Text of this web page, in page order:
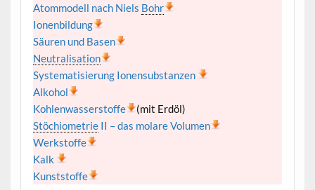
Atommodell nach Niels Bohr
Ionenbildung
Säuren und Basen
Neutralisation
Systematisierung Ionensubstanzen
Alkohol
Kohlenwasserstoffe
(mit Erdöl)
StöchiometrieII – das molare Volumen
Werkstoffe
Kalk
Kunststoffe